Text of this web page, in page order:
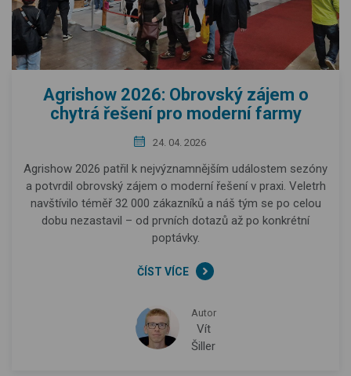
Agrishow 2026: Obrovský zájem o
chytrá řešení pro moderní farmy
24. 04. 2026
Agrishow 2026 patřil k nejvýznamnějším událostem sezóny
a potvrdil obrovský zájem o moderní řešení v praxi. Veletrh
navštívilo téměř 32 000 zákazníků a náš tým se po celou
dobu nezastavil – od prvních dotazů až po konkrétní
poptávky.
ČÍST VÍCE
Autor
Vít
Šiller